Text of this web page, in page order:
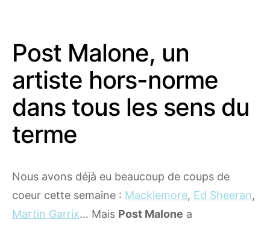
Post Malone, un
artiste hors-norme
dans tous les sens du
terme
Nous avons déjà eu beaucoup de coups de
coeur cette semaine : Macklemore, Ed Sheeran,
Martin Garrix… Mais Post Malone a